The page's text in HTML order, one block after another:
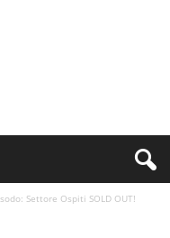
Settore Ospiti SOLD OUT!